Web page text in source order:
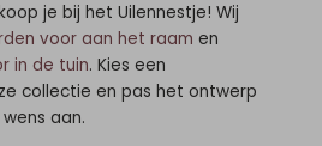
je bij het Uilennestje! Wij
voor aan het raam en
in de tuin. Kies een
collectie en pas het ontwerp
aan.